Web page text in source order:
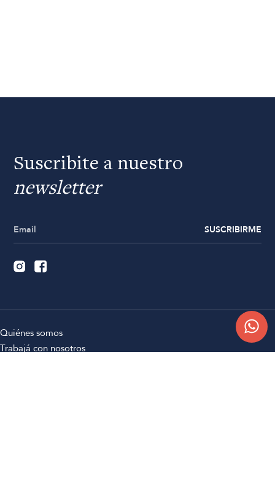
Suscribite a nuestro
newsletter
SUSCRIBIRME
Quiénes somos
Trabajá con nosotros